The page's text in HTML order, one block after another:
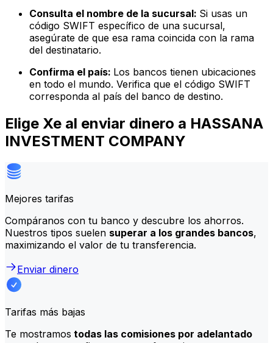
Consulta el nombre de la sucursal: Si usas un
código SWIFT específico de una sucursal,
asegúrate de que esa rama coincida con la rama
del destinatario.
Confirma el país: Los bancos tienen ubicaciones
en todo el mundo. Verifica que el código SWIFT
corresponda al país del banco de destino.
Elige Xe al enviar dinero a HASSANA
INVESTMENT COMPANY
Mejores tarifas
Compáranos con tu banco y descubre los ahorros.
Nuestros tipos suelen superar a los grandes bancos,
maximizando el valor de tu transferencia.
Enviar dinero
Tarifas más bajas
Te mostramos todas las comisiones por adelantado